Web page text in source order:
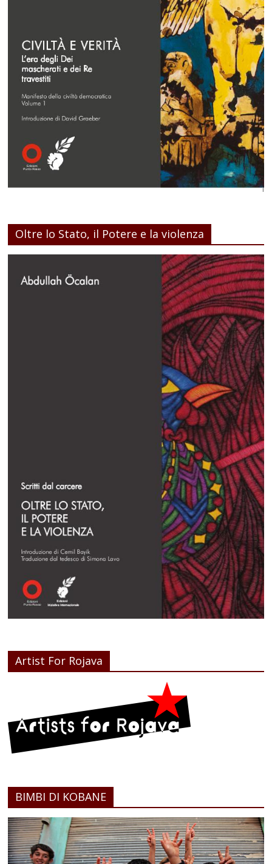
Oltre lo Stato, il Potere e la violenza
Artist For Rojava
BIMBI DI KOBANE